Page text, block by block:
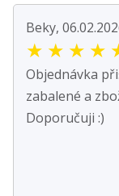
Beky,
★ ★ ★ ★
Objednávka
zabalené a
Doporučuji :)